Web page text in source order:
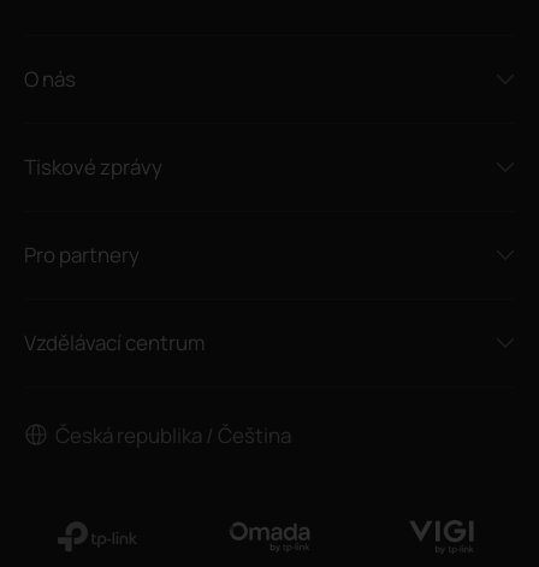
O nás
Tiskové zprávy
Pro partnery
Vzdělávací centrum
Česká republika / Čeština